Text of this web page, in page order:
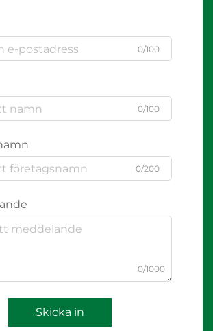
0/100
0/100
0/200
0/1000
Skicka in